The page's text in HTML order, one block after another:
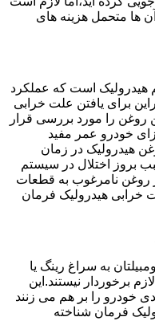
ها متحمل هزینه های
هیدرولیک است که عملکرد
برای یافتن علت خرابی
را مورد بررسی قرار
خودرو عمر مفید
هیدرولیک در زمان
بروز اختلال در سیستم
روغن نامرغوب به قطعات
هیدرولیک فرمان
به سراغ رینگ یا
برخوردار نیستند.این
زوایای ۵ گانه جلوبندی خودرو را بر هم می زنند
فرمان شناخته